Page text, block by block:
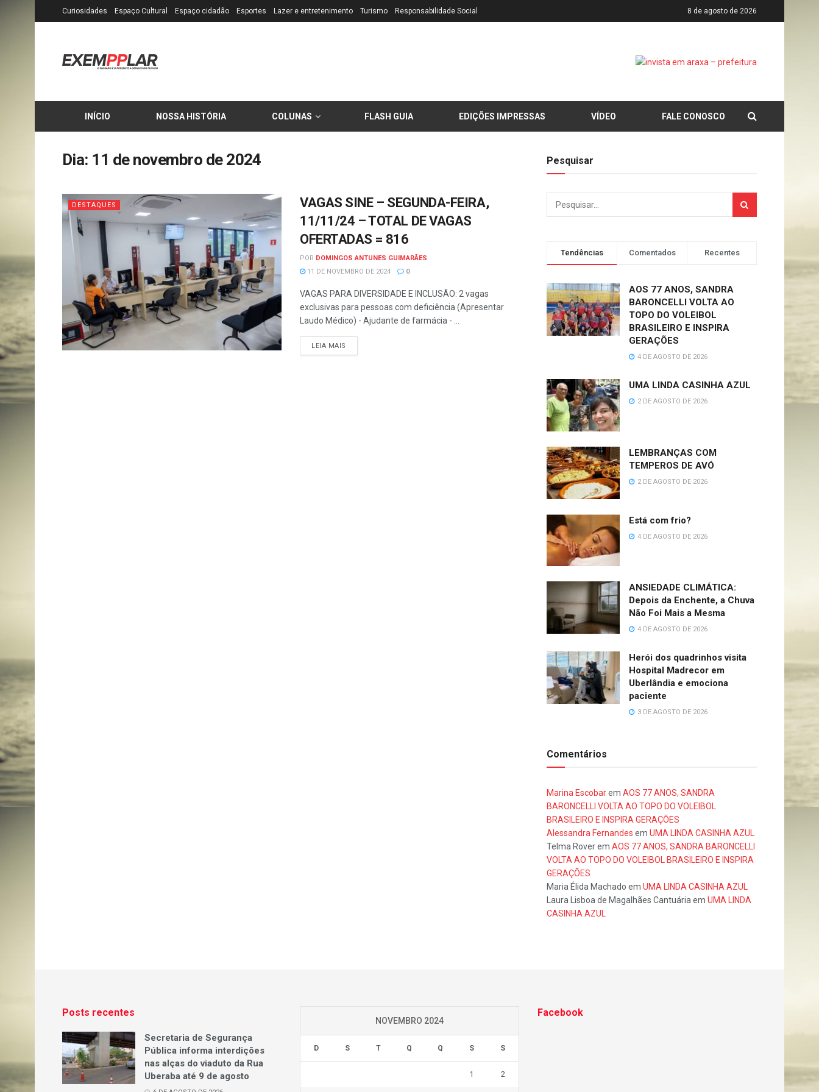
Curiosidades Espaço Cultural Espaço cidadão Esportes Lazer e entretenimento Turismo Responsabilidade Social 8 de agosto de 2026
INÍCIO NOSSA HISTÓRIA COLUNAS FLASH GUIA EDIÇÕES IMPRESSAS VÍDEO FALE CONOSCO
Dia: 11 de novembro de 2024
DESTAQUES
VAGAS SINE – SEGUNDA-FEIRA,
11/11/24 – TOTAL DE VAGAS
OFERTADAS = 816
POR DOMINGOS ANTUNES GUIMARÃES
11 DE NOVEMBRO DE 2024
0
VAGAS PARA DIVERSIDADE E INCLUSÃO: 2 vagas
exclusivas para pessoas com deficiência (Apresentar
Laudo Médico) - Ajudante de farmácia - ...
LEIA MAIS
Pesquisar
Tendências Comentados Recentes
AOS 77 ANOS, SANDRA
BARONCELLI VOLTA AO
TOPO DO VOLEIBOL
BRASILEIRO E INSPIRA
GERAÇÕES
4 DE AGOSTO DE 2026
UMA LINDA CASINHA AZUL
2 DE AGOSTO DE 2026
LEMBRANÇAS COM
TEMPEROS DE AVÓ
2 DE AGOSTO DE 2026
Está com frio?
4 DE AGOSTO DE 2026
ANSIEDADE CLIMÁTICA:
Depois da Enchente, a Chuva
Não Foi Mais a Mesma
4 DE AGOSTO DE 2026
Herói dos quadrinhos visita
Hospital Madrecor em
Uberlândia e emociona
paciente
3 DE AGOSTO DE 2026
Comentários
Marina Escobarem AOS 77 ANOS, SANDRA
BARONCELLI VOLTA AO TOPO DO VOLEIBOL
BRASILEIRO E INSPIRA GERAÇÕES
Alessandra Fernandes em UMA LINDA CASINHA AZUL
Telma Roverem AOS 77 ANOS, SANDRA BARONCELLI
VOLTA AO TOPO DO VOLEIBOL BRASILEIRO E INSPIRA
GERAÇÕES
Maria Élida Machado em UMA LINDA CASINHA AZUL
Laura Lisboa de Magalhães Cantuáriaem UMA LINDA
CASINHA AZUL
Posts recentes
Secretaria de Segurança
Pública informa interdições
nas alças do viaduto da Rua
Uberaba até 9 de agosto
NOVEMBRO 2024
D S T Q Q S S
1 2
Facebook